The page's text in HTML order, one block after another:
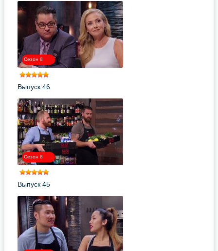
Сезон 8
Выпуск 46
Сезон 8
Выпуск 45